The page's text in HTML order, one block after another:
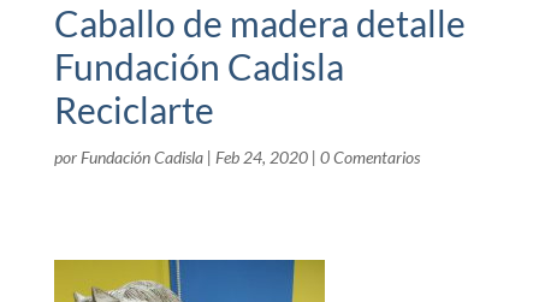
Caballo de madera detalle
Fundación Cadisla
Reciclarte
por Fundación Cadisla| Feb 24, 2020| 0 Comentarios